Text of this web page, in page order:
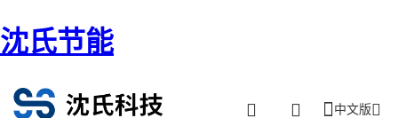
沈氏节能
中文版